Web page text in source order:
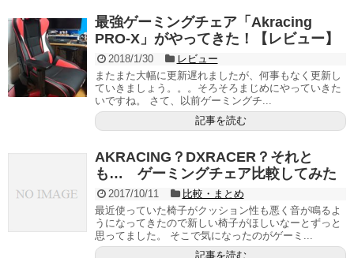
最強ゲーミングチェア「Akracing
PRO-X」がやってきた！【レビュー】
2018/1/30
レビュー
またまた大幅に更新遅れましたが、何事もなく更新し
ていきましょう。。。そろそろまじめにやっていきた
いですね。 さて、以前ゲーミングチ...
記事を読む
AKRACING？DXRACER？それと
も… ゲーミングチェア比較してみた
2017/10/11
比較・まとめ
最近使っていた椅子がクッション性も悪く音が鳴るよ
うになってきたので新しい椅子がほしいなーとずっと
思ってました。 そこで気になったのがゲーミ...
記事を読む